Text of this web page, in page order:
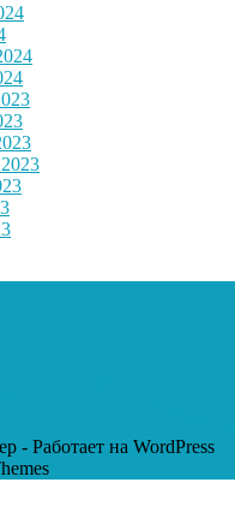
- Работает на WordPress